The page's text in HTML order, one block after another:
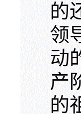
的
领
动
产
的